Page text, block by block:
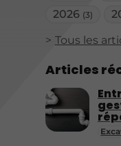
2026 (3)
Tous les
Articles